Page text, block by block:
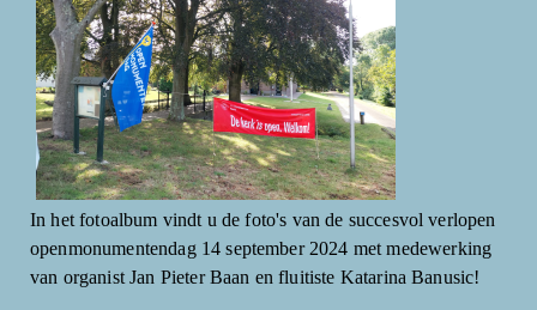
In het fotoalbum vindt u de foto's van de succesvol verlopen
openmonumentendag 14 september 2024 met medewerking
van organist Jan Pieter Baan en fluitiste Katarina Banusic!